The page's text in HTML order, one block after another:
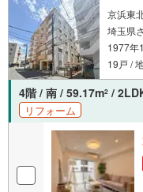
京浜東
埼玉県
1977年
19戸 /
4階 / 南 / 59.17m2 /
リフォーム